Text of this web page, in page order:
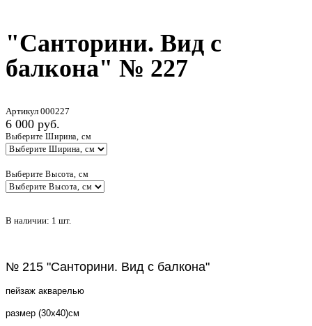
"Санторини. Вид с
балкона" № 227
Артикул 000227
6 000 pуб.
Выберите Ширина, см
Выберите Высота, см
В наличии: 1 шт.
№ 215 "Санторини. Вид с балкона"
пейзаж акварелью
размер (30х40)см